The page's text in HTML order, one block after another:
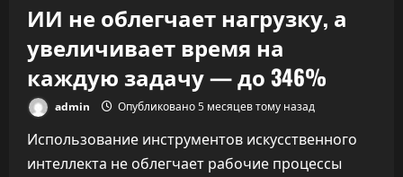
ИИ не облегчает нагрузку, а
увеличивает время на
каждую задачу — до 346%
admin Опубликовано 5 месяцев тому назад
Использование инструментов искусственного
интеллекта не облегчает рабочие процессы